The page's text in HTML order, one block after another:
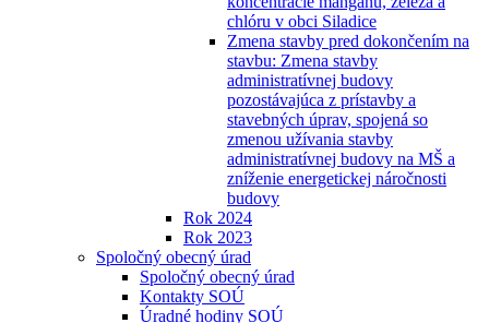
chlóru v obci Siladice
Zmena stavby pred dokončením na
stavbu: Zmena stavby
administratívnej budovy
pozostávajúca z prístavby a
stavebných úprav, spojená so
zmenou užívania stavby
administratívnej budovy na MŠ a
zníženie energetickej náročnosti
budovy
Rok 2024
Rok 2023
Spoločný obecný úrad
Spoločný obecný úrad
Kontakty SOÚ
Úradné hodiny SOÚ